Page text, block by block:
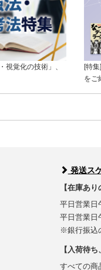
視覚化の技術」、
[特
をご
発送ス
【在庫あり
平日営業日
平日営業日
※銀行振込
【入荷待
すべての商